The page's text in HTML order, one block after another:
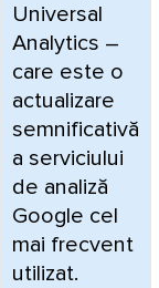
Universal
Analytics –
care este o
actualizare
semnificativă
a serviciului
de analiză
Google cel
mai frecvent
utilizat.